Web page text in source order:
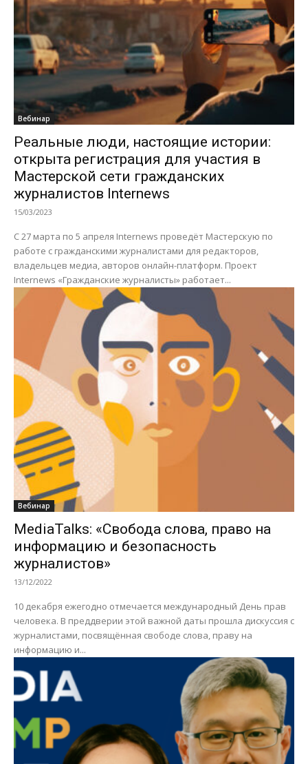
Вебинар
Реальные люди, настоящие истории:
открыта регистрация для участия в
Мастерской сети гражданских
журналистов Internews
15/03/2023
С 27 марта по 5 апреля Internews проведёт Мастерскую по
работе с гражданскими журналистами для редакторов,
владельцев медиа, авторов онлайн-платформ. Проект
Internews «Гражданские журналисты» работает...
Вебинар
MediaTalks: «Свобода слова, право на
информацию и безопасность
журналистов»
13/12/2022
10 декабря ежегодно отмечается международный День прав
человека. В преддверии этой важной даты прошла дискуссия с
журналистами, посвящённая свободе слова, праву на
информацию и...